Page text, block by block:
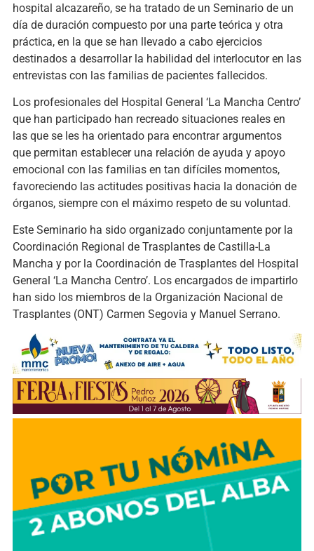
hospital alcazareño, se ha tratado de un Seminario de un
día de duración compuesto por una parte teórica y otra
práctica, en la que se han llevado a cabo ejercicios
destinados a desarrollar la habilidad del interlocutor en las
entrevistas con las familias de pacientes fallecidos.
Los profesionales del Hospital General ‘La Mancha Centro’
que han participado han recreado situaciones reales en
las que se les ha orientado para encontrar argumentos
que permitan establecer una relación de ayuda y apoyo
emocional con las familias en tan difíciles momentos,
favoreciendo las actitudes positivas hacia la donación de
órganos, siempre con el máximo respeto de su voluntad.
Este Seminario ha sido organizado conjuntamente por la
Coordinación Regional de Trasplantes de Castilla-La
Mancha y por la Coordinación de Trasplantes del Hospital
General ‘La Mancha Centro’. Los encargados de impartirlo
han sido los miembros de la Organización Nacional de
Trasplantes (ONT) Carmen Segovia y Manuel Serrano.